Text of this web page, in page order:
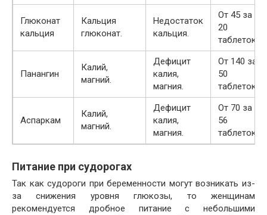
Глюконат
кальция
Кальция
глюконат.
Недостаток
кальция.
От 45 за
20
таблеток.
Панангин
Калий,
магний.
Дефицит
калия,
магния.
От 140 за
50
таблеток.
Аспаркам
Калий,
магний.
Дефицит
калия,
магния.
От 70 за
56
таблеток.
Питание при судорогах
Так как судороги при беременности могут возникать из-
за снижения уровня глюкозы, то женщинам
рекомендуется дробное питание с небольшими